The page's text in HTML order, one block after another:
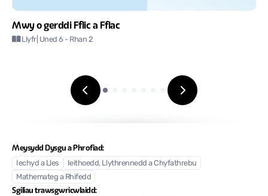
Mwy o gerddi Fflic a Fflac
Llyfr| Uned 6 - Rhan 2
Meysydd Dysgu a Phrofiad:
Iechyd a Lles
Ieithoedd, Llythrennedd a Chyfathrebu
Mathemateg a Rhifedd
Sgiliau trawsgwricwlaidd: